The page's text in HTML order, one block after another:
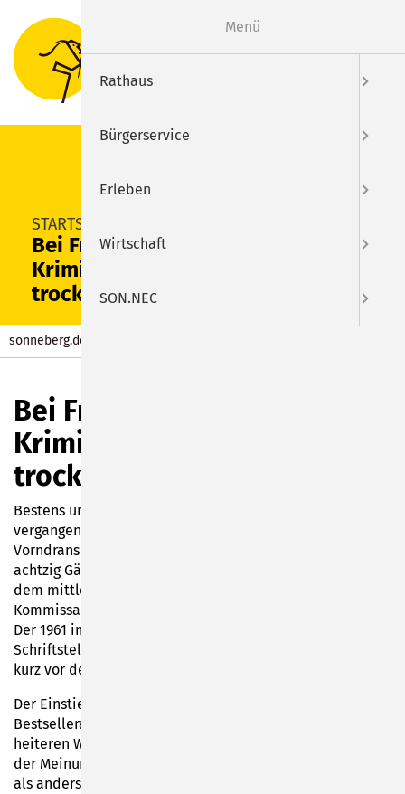
Menu
STARTSEITE
Bei Frankens berühmtestem
Krimiautor blieb kein Auge
trocken
sonneberg.de
Bei Frankens berühmtestem
Krimiautor blieb kein Auge
trocken
Bestens unterhalten wurde das Publikum am
vergangenen Freitag bei der Lesung aus Helmut
Vorndrans neuem Krimi „PHI“ in der Wolke 14. Rund
achtzig Gäste lauschten den amüsanten Passagen aus
dem mittlerweile dreizehnten Franken-Krimi rund um die
Kommissare Haderlein, Lagerfeld und Riemenschneider.
Der 1961 in Bad Neustadt an der Saale geborene
Schriftsteller und ehemalige Kabarettist war zuletzt 2021,
kurz vor dem ersten Lockdown, in Sonneberg zu Gast.
Der Einstieg in den Abend gelang dem mittlerweile als
Bestsellerautor bekannten Vorndran mühelos mit
heiteren Witzen und Anekdoten. So ist er zum Beispiel
der Meinung, dass es sich in Franken zufriedener stirbt
als anderswo. Darüber, dass bei seiner Krimi-Lesung
Menü
Rathaus
Bürgerservice
Erleben
Wirtschaft
SON.NEC